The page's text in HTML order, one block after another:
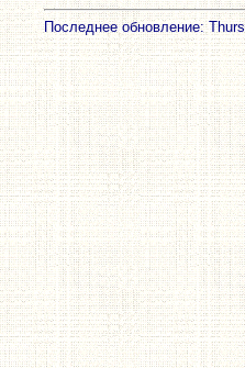
Последнее обновление: